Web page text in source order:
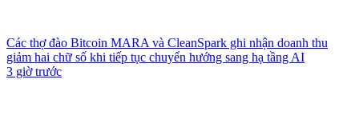
Các thợ đào Bitcoin MARA và CleanSpark ghi nhận doanh thu
giảm hai chữ số khi tiếp tục chuyển hướng sang hạ tầng AI
3 giờ trước